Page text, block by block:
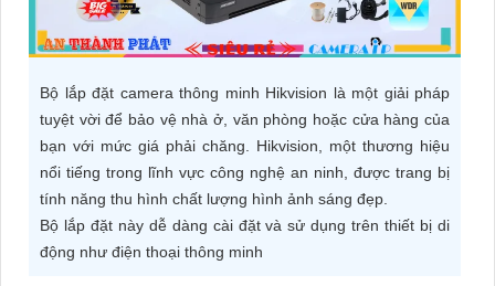
DỊCH
VỤ
Bộ lắp đặt camera thông minh Hikvision là một giải pháp
tuyệt vời để bảo vệ nhà ở, văn phòng hoặc cửa hàng của
bạn với mức giá phải chăng. Hikvision, một thương hiệu
nổi tiếng trong lĩnh vực công nghệ an ninh, được trang bị
tính năng thu hình chất lượng hình ảnh sáng đẹp.
Bộ lắp đặt này dễ dàng cài đặt và sử dụng trên thiết bị di
động như điện thoại thông minh